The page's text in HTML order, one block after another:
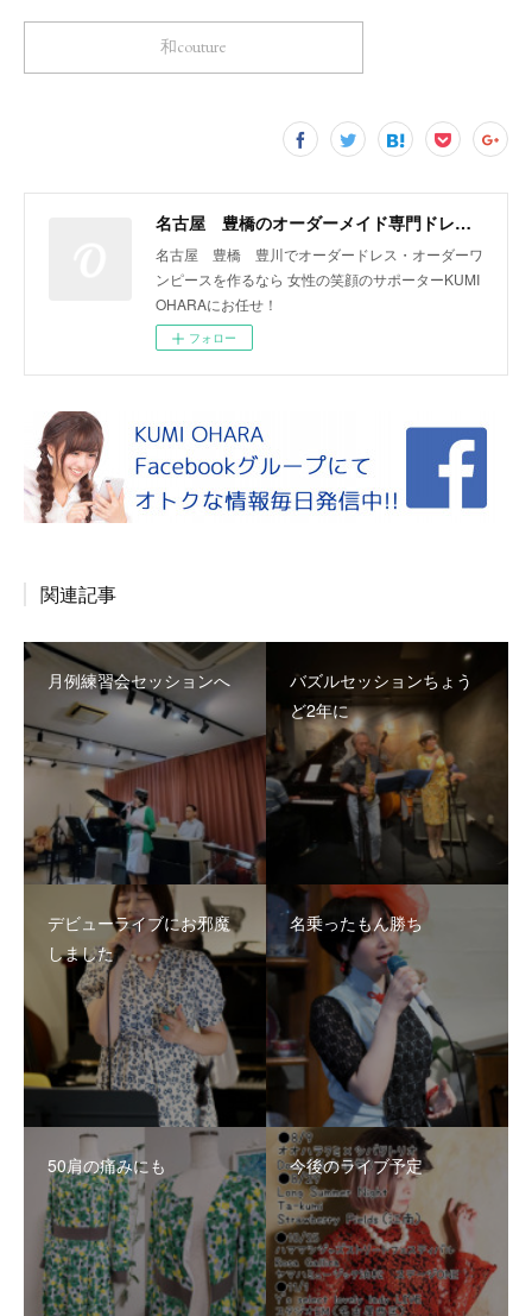
和couture
名古屋 豊橋のオーダーメイド専門ドレスデザイナー KUMI OHARA
名古屋 豊橋 豊川でオーダードレス・オーダーワ
ンピースを作るなら 女性の笑顔のサポーターKUMI
OHARAにお任せ！
フォロー
関連記事
月例練習会セッションへ
バズルセッションちょう
ど2年に
デビューライブにお邪魔
しました
名乗ったもん勝ち
50肩の痛みにも 今後のライブ予定